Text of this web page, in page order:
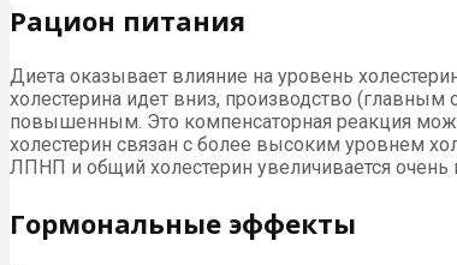
Рацион питания
Диета оказывает влияние на уровень
холестерина идет вниз, производство
повышенным. Это компенсаторная реакция
холестерин связан с более высоким уровнем
ЛПНП и общий холестерин увеличивается
Гормональные эффекты